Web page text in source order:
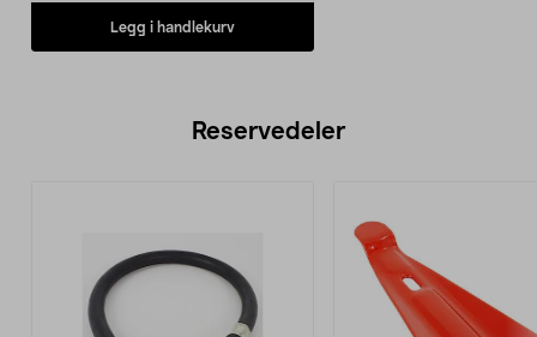
Legg i handlekurv
Reservedeler